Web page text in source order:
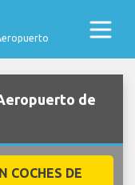
de
COCHES DE